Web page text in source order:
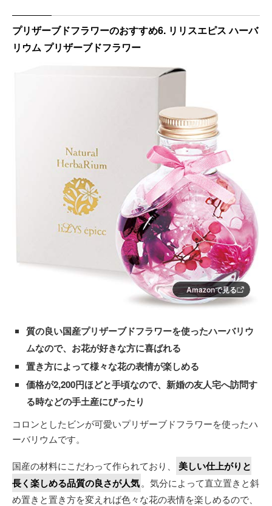
プリザーブドフラワーのおすすめ6. リリスエピス ハーバ
リウム プリザーブドフラワー
Amazonで見る
質の良い国産プリザーブドフラワーを使ったハーバリウ
ムなので、お花が好きな方に喜ばれる
置き方によって様々な花の表情が楽しめる
価格が2,200円ほどと手頃なので、新婚の友人宅へ訪問す
る時などの手土産にぴったり
コロンとしたビンが可愛いプリザーブドフラワーを使ったハ
ーバリウムです。
国産の材料にこだわって作られており、
美しい仕上がりと
長く楽しめる品質の良さが人気。気分によって直立置きと斜
め置きと置き方を変えれば色々な花の表情を楽しめるので、